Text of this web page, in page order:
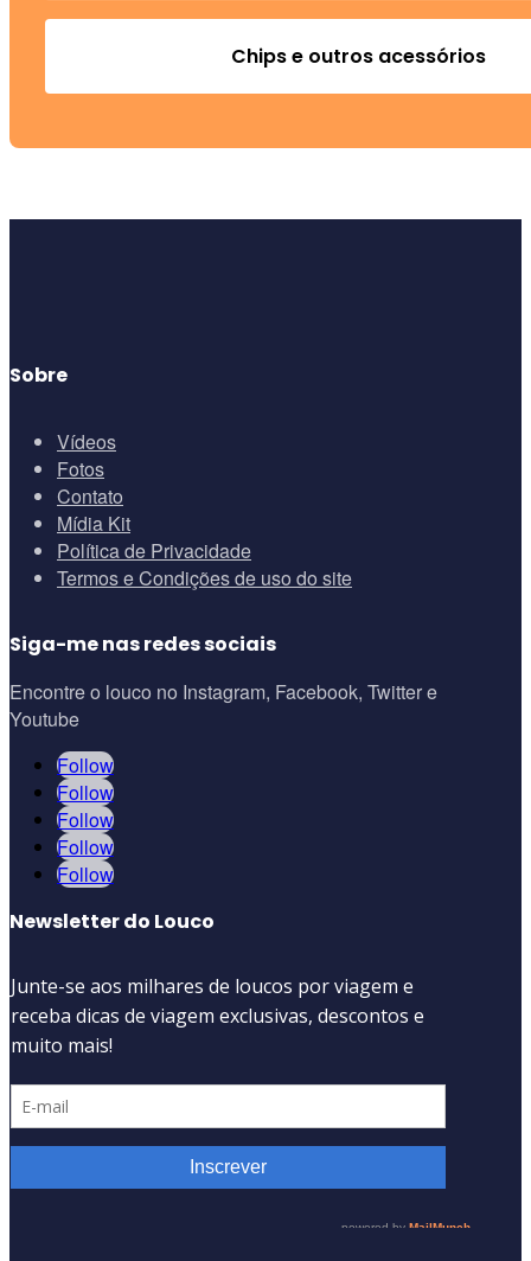
Chips e outros acessórios
Sobre
Vídeos
Fotos
Contato
Mídia Kit
Política de Privacidade
Termos e Condições de uso do site
Siga-me nas redes sociais
Encontre o louco no Instagram, Facebook, Twitter e
Youtube
Follow
Follow
Follow
Follow
Follow
Newsletter do Louco